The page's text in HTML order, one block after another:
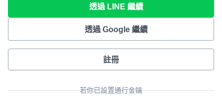
透過 LINE 繼續
透過 Google 繼續
註冊
若你已設置通行金鑰